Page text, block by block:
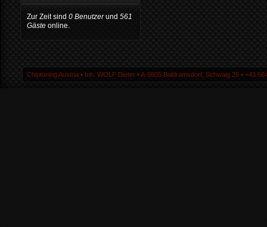
Zur Zeit sind 0 Benutzerund 561
Gäste online.
Chiptuning Austria ▪ Inh. WOLF Dieter ▪ A-9805 Baldramsdorf, Schwaig 25 ▪ +43